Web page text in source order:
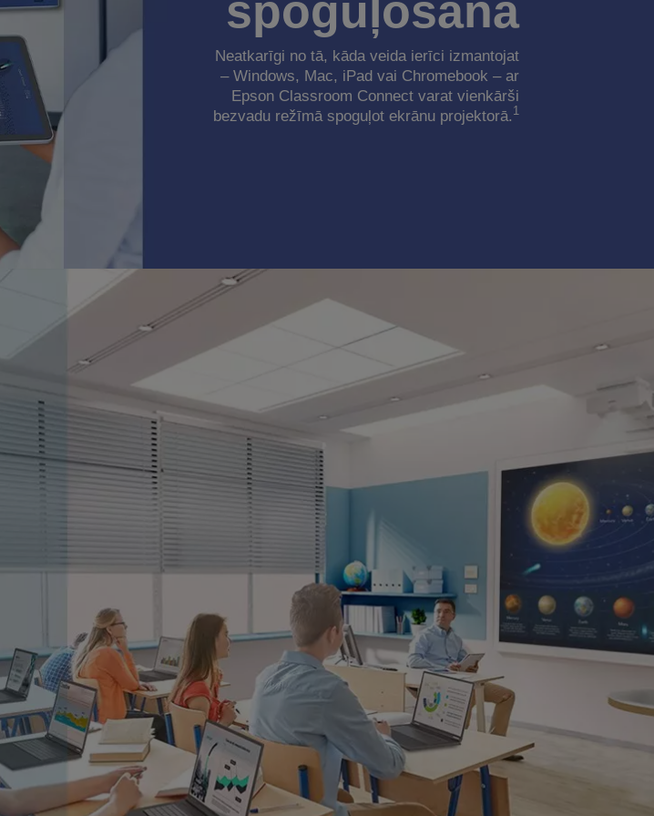
Neatkarīgi no tā, kāda veida ierīci izmantojat
– Windows, Mac, iPad vai Chromebook – ar
Epson Classroom Connect varat vienkārši
bezvadu režīmā spoguļot ekrānu projektorā. 1